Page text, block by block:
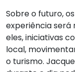
Sobre o futuro,
experiência será
eles, iniciativas
local,
o turismo.